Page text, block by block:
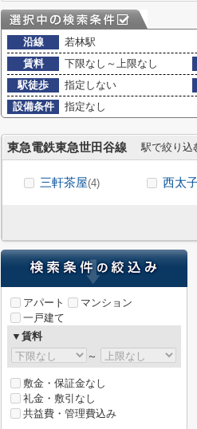
沿線
若林駅
賃料
下限なし～上限なし
駅徒歩
指定しない
設備条件
指定なし
東急電鉄東急世田谷線 駅で絞り込
三軒茶屋(4) 西太
アパート
マンション
一戸建て
▼賃料
～
敷金・保証金なし
礼金・敷引なし
共益費・管理費込み